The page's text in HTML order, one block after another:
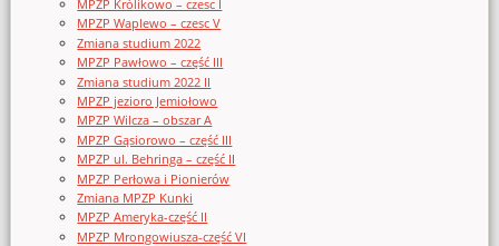
MPZP Królikowo – czesc I
MPZP Waplewo – czesc V
Zmiana studium 2022
MPZP Pawłowo – część III
Zmiana studium 2022 II
MPZP jezioro Jemiołowo
MPZP Wilcza – obszar A
MPZP Gąsiorowo – część III
MPZP ul. Behringa – część II
MPZP Perłowa i Pionierów
Zmiana MPZP Kunki
MPZP Ameryka-część II
MPZP Mrongowiusza-część VI